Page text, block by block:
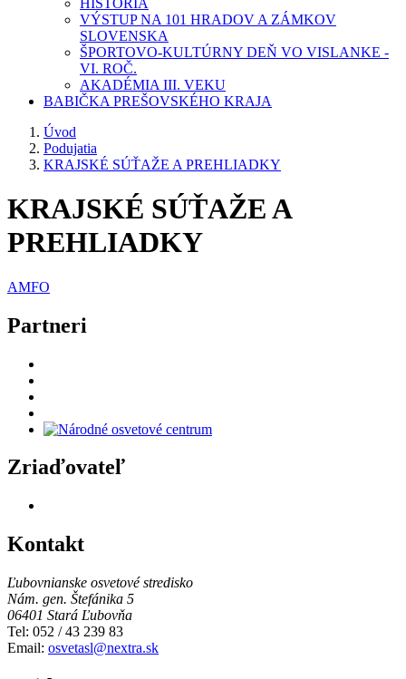
VÝSTUP NA 101 HRADOV A ZÁMKOV
SLOVENSKA
ŠPORTOVO-KULTÚRNY DEŇ VO VISLANKE -
VI. ROČ.
AKADÉMIA III. VEKU
BABIČKA PREŠOVSKÉHO KRAJA
Úvod
Podujatia
KRAJSKÉ SÚŤAŽE A PREHLIADKY
KRAJSKÉ SÚŤAŽE A
PREHLIADKY
AMFO
Partneri
Zriaďovateľ
Kontakt
Ľubovnianske osvetové stredisko
Nám. gen. Štefánika 5
06401 Stará Ľubovňa
Tel: 052 / 43 239 83
Email: osvetasl@nextra.sk